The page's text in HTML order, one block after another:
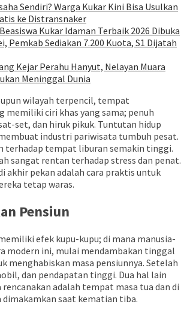
Sendiri? Warga Kukar Kini Bisa Usulkan
ke Distransnaker
Kukar Idaman Terbaik 2026 Dibuka
Pemkab Sediakan 7.200 Kuota, S1 Dijatah
Kejar Perahu Hanyut, Nelayan Muara
Meninggal Dunia
wilayah terpencil, tempat
memiliki ciri khas yang sama; penuh
set, dan hiruk pikuk. Tuntutan hidup
industri pariwisata tumbuh pesat.
terhadap tempat liburan semakin tinggi.
sangat rentan terhadap stress dan penat.
akhir pekan adalah cara praktis untuk
tetap waras.
Pensiun
efek kupu-kupu; di mana manusia-
modern ini, mulai mendambakan tinggal
menghabiskan masa pensiunnya. Setelah
dan pendapatan tinggi. Dua hal lain
adalah tempat masa tua dan di
dimakamkan saat kematian tiba.